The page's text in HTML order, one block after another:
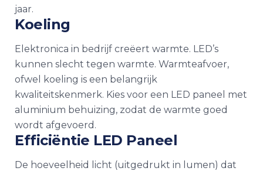
jaar.
Koeling
Elektronica in bedrijf creëert warmte. LED’s
kunnen slecht tegen warmte. Warmteafvoer,
ofwel koeling is een belangrijk
kwaliteitskenmerk. Kies voor een LED paneel met
aluminium behuizing, zodat de warmte goed
wordt afgevoerd.
Efficiëntie LED Paneel
De hoeveelheid licht (uitgedrukt in lumen) dat